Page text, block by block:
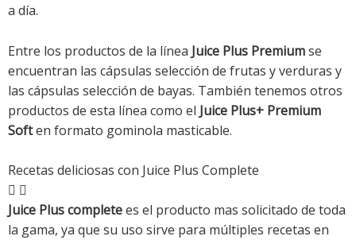
a día.
Entre los productos de la línea Juice Plus Premiumse
encuentran las cápsulas selección de frutas y verduras y
las cápsulas selección de bayas. También tenemos otros
productos de esta línea como el Juice Plus+ Premium
Soften formato gominola masticable.
Recetas deliciosas con Juice Plus Complete
Juice Plus completees el producto mas solicitado de toda
la gama, ya que su uso sirve para múltiples recetas en